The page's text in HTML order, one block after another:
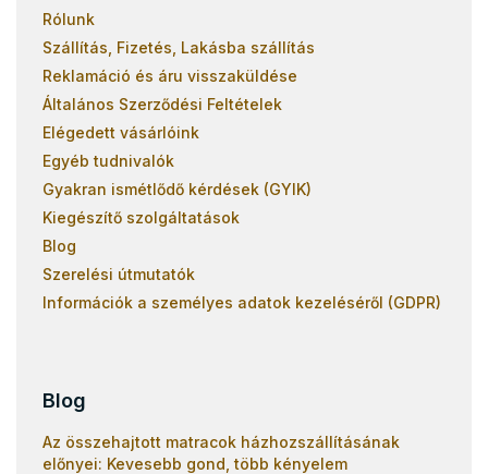
Rólunk
Szállítás, Fizetés, Lakásba szállítás
Reklamáció és áru visszaküldése
Általános Szerződési Feltételek
Elégedett vásárlóink
Egyéb tudnivalók
Gyakran ismétlődő kérdések (GYIK)
Kiegészítő szolgáltatások
Blog
Szerelési útmutatók
Információk a személyes adatok kezeléséről (GDPR)
Blog
Az összehajtott matracok házhozszállításának
előnyei: Kevesebb gond, több kényelem